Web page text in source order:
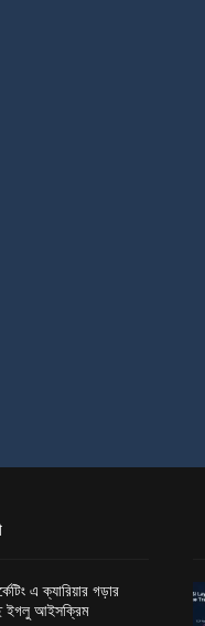
এ ক্যারিয়ার গড়ার
ইগলু আইসক্রিম